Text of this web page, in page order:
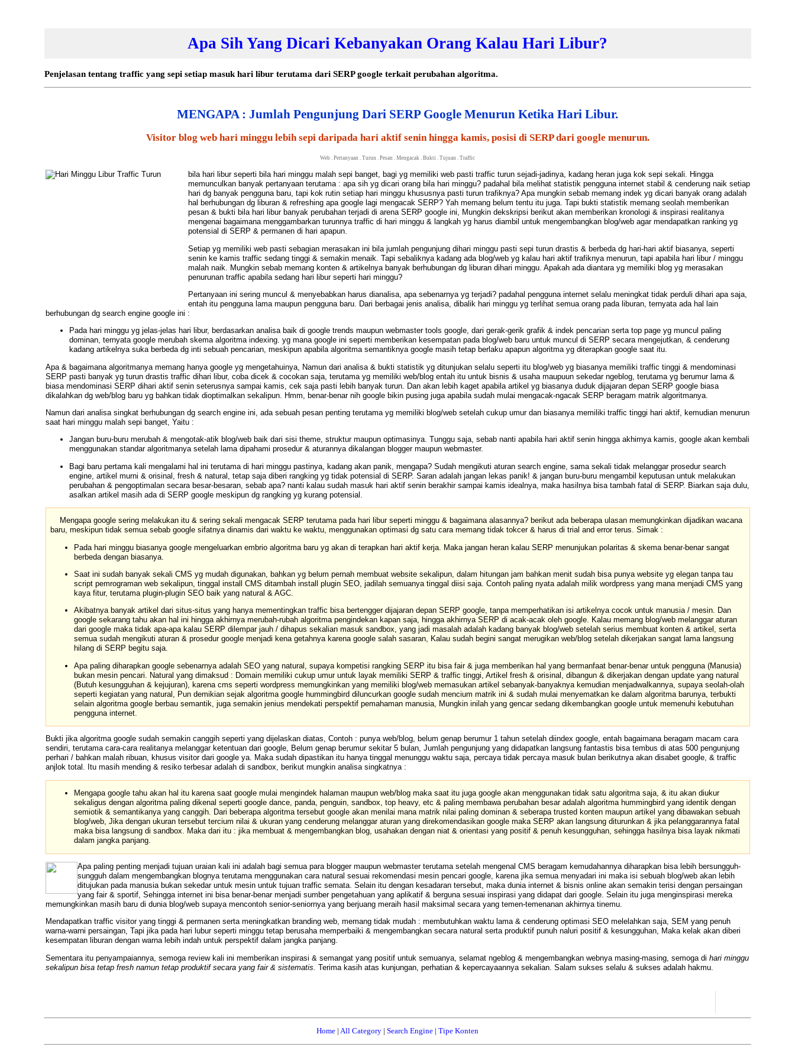
Apa Sih Yang Dicari Kebanyakan Orang Kalau Hari Libur?
Penjelasan tentang traffic yang sepi setiap masuk hari libur terutama dari SERP google terkait perubahan algoritma.
MENGAPA : Jumlah Pengunjung Dari SERP Google Menurun Ketika Hari Libur.
Visitor blog web hari minggu lebih sepi daripada hari aktif senin hingga kamis, posisi di SERP dari google menurun.
Web . Pertanyaan . Turun . Pesan . Mengacak . Bukti . Tujuan . Traffic
bila hari libur seperti bila hari minggu malah sepi banget, bagi yg memiliki web pasti traffic turun sejadi-jadinya, kadang heran juga kok sepi sekali. Hingga
memunculkan banyak pertanyaan terutama : apa sih yg dicari orang bila hari minggu? padahal bila melihat statistik pengguna internet stabil & cenderung naik setiap
hari dg banyak pengguna baru, tapi kok rutin setiap hari minggu khususnya pasti turun trafiknya? Apa mungkin sebab memang indek yg dicari banyak orang adalah
hal berhubungan dg liburan & refreshing apa google lagi mengacak SERP? Yah memang belum tentu itu juga. Tapi bukti statistik memang seolah memberikan
pesan & bukti bila hari libur banyak perubahan terjadi di arena SERP google ini, Mungkin dekskripsi berikut akan memberikan kronologi & inspirasi realitanya
mengenai bagaimana menggambarkan turunnya traffic di hari minggu & langkah yg harus diambil untuk mengembangkan blog/web agar mendapatkan ranking yg
potensial di SERP & permanen di hari apapun.
Setiap yg memiliki web pasti sebagian merasakan ini bila jumlah pengunjung dihari minggu pasti sepi turun drastis & berbeda dg hari-hari aktif biasanya, seperti
senin ke kamis traffic sedang tinggi & semakin menaik. Tapi sebaliknya kadang ada blog/web yg kalau hari aktif trafiknya menurun, tapi apabila hari libur / minggu
malah naik. Mungkin sebab memang konten & artikelnya banyak berhubungan dg liburan dihari minggu. Apakah ada diantara yg memiliki blog yg merasakan
penurunan traffic apabila sedang hari libur seperti hari minggu?
Pertanyaan ini sering muncul & menyebabkan harus dianalisa, apa sebenarnya yg terjadi? padahal pengguna internet selalu meningkat tidak perduli dihari apa saja,
entah itu pengguna lama maupun pengguna baru. Dari berbagai jenis analisa, dibalik hari minggu yg terlihat semua orang pada liburan, ternyata ada hal lain
berhubungan dg search engine google ini :
Pada hari minggu yg jelas-jelas hari libur, berdasarkan analisa baik di google trends maupun webmaster tools google, dari gerak-gerik grafik & indek pencarian serta top page yg muncul paling
dominan, ternyata google merubah skema algoritma indexing. yg mana google ini seperti memberikan kesempatan pada blog/web baru untuk muncul di SERP secara mengejutkan, & cenderung
kadang artikelnya suka berbeda dg inti sebuah pencarian, meskipun apabila algoritma semantiknya google masih tetap berlaku apapun algoritma yg diterapkan google saat itu.
Apa & bagaimana algoritmanya memang hanya google yg mengetahuinya,
Namun dari analisa & bukti statistik yg ditunjukan selalu seperti itu blog/web yg biasanya memiliki traffic tinggi & mendominasi
SERP pasti banyak yg turun drastis traffic dihari libur, coba dicek & cocokan saja, terutama yg memiliki web/blog entah itu untuk bisnis & usaha maupuun sekedar ngeblog, terutama yg berumur lama &
biasa mendominasi SERP dihari aktif senin seterusnya sampai kamis, cek saja pasti lebih banyak turun. Dan akan lebih kaget apabila artikel yg biasanya duduk dijajaran depan SERP google biasa
dikalahkan dg web/blog baru yg bahkan tidak dioptimalkan sekalipun. Hmm, benar-benar nih google bikin pusing juga apabila sudah mulai mengacak-ngacak SERP beragam matrik algoritmanya.
Namun dari analisa singkat berhubungan dg search engine ini, ada sebuah pesan penting terutama yg memiliki blog/web setelah cukup umur dan biasanya memiliki traffic tinggi hari aktif, kemudian menurun
saat hari minggu malah sepi banget, Yaitu :
Jangan buru-buru merubah & mengotak-atik blog/web baik dari sisi theme, struktur maupun optimasinya. Tunggu saja, sebab nanti apabila hari aktif senin hingga akhirnya kamis, google akan kembali
menggunakan standar algoritmanya setelah lama dipahami prosedur & aturannya dikalangan blogger maupun webmaster.
Bagi baru pertama kali mengalami hal ini terutama di hari minggu pastinya, kadang akan panik, mengapa? Sudah mengikuti aturan search engine, sama sekali tidak melanggar prosedur search
engine, artikel murni & orisinal, fresh & natural, tetap saja diberi rangking yg tidak potensial di SERP. Saran adalah jangan lekas panik! & jangan buru-buru mengambil keputusan untuk melakukan
perubahan & pengoptimalan secara besar-besaran, sebab apa? nanti kalau sudah masuk hari aktif senin berakhir sampai kamis idealnya, maka hasilnya bisa tambah fatal di SERP. Biarkan saja dulu,
asalkan artikel masih ada di SERP google meskipun dg rangking yg kurang potensial.
Mengapa google sering melakukan itu & sering sekali mengacak SERP terutama pada hari libur seperti minggu & bagaimana alasannya? berikut ada beberapa ulasan memungkinkan dijadikan wacana
baru, meskipun tidak semua sebab google sifatnya dinamis dari waktu ke waktu, menggunakan optimasi dg satu cara memang tidak tokcer & harus di trial and error terus. Simak :
Pada hari minggu biasanya google mengeluarkan embrio algoritma baru yg akan di terapkan hari aktif kerja. Maka jangan heran kalau SERP menunjukan polaritas & skema benar-benar sangat
berbeda dengan biasanya.
Saat ini sudah banyak sekali CMS yg mudah digunakan, bahkan yg belum pernah membuat website sekalipun, dalam hitungan jam bahkan menit sudah bisa punya website yg elegan tanpa tau
script pemrograman web sekalipun, tinggal install CMS ditambah install plugin SEO, jadilah semuanya tinggal diisi saja. Contoh paling nyata adalah milik wordpress yang mana menjadi CMS yang
kaya fitur, terutama plugin-plugin SEO baik yang natural & AGC.
Akibatnya banyak artikel dari situs-situs yang hanya mementingkan traffic bisa bertengger dijajaran depan SERP google, tanpa memperhatikan isi artikelnya cocok untuk manusia / mesin. Dan
google sekarang tahu akan hal ini hingga akhirnya merubah-rubah algoritma pengindekan kapan saja, hingga akhirnya SERP di acak-acak oleh google. Kalau memang blog/web melanggar aturan
dari google maka tidak apa-apa kalau SERP dilempar jauh / dihapus sekalian masuk sandbox, yang jadi masalah adalah kadang banyak blog/web setelah serius membuat konten & artikel, serta
semua sudah mengikuti aturan & prosedur google menjadi kena getahnya karena google salah sasaran, Kalau sudah begini sangat merugikan web/blog setelah dikerjakan sangat lama langsung
hilang di SERP begitu saja.
Apa paling diharapkan google sebenarnya adalah SEO yang natural, supaya kompetisi rangking SERP itu bisa fair & juga memberikan hal yang bermanfaat benar-benar untuk pengguna (Manusia)
bukan mesin pencari. Natural yang dimaksud : Domain memiliki cukup umur untuk layak memiliki SERP & traffic tinggi, Artikel fresh & orisinal, dibangun & dikerjakan dengan update yang natural
(Butuh kesungguhan & kejujuran), karena cms seperti wordpress memungkinkan yang memiliki blog/web memasukan artikel sebanyak-banyaknya kemudian menjadwalkannya, supaya seolah-olah
seperti kegiatan yang natural, Pun demikian sejak algoritma google hummingbird diluncurkan google sudah mencium matrik ini & sudah mulai menyematkan ke dalam algoritma barunya, terbukti
selain algoritma google berbau semantik, juga semakin jenius mendekati perspektif pemahaman manusia, Mungkin inilah yang gencar sedang dikembangkan google untuk memenuhi kebutuhan
pengguna internet.
Bukti jika algoritma google sudah semakin canggih seperti yang dijelaskan diatas, Contoh : punya web/blog, belum genap berumur 1 tahun setelah diindex google, entah bagaimana beragam macam cara
sendiri, terutama cara-cara realitanya melanggar ketentuan dari google, Belum genap berumur sekitar 5 bulan, Jumlah pengunjung yang didapatkan langsung fantastis bisa tembus di atas 500 pengunjung
perhari / bahkan malah ribuan, khusus visitor dari google ya. Maka sudah dipastikan itu hanya tinggal menunggu waktu saja, percaya tidak percaya masuk bulan berikutnya akan disabet google, & traffic
anjlok total. Itu masih mending & resiko terbesar adalah di sandbox, berikut mungkin analisa singkatnya :
Mengapa google tahu akan hal itu karena saat google mulai mengindek halaman maupun web/blog maka saat itu juga google akan menggunakan tidak satu algoritma saja, & itu akan diukur
sekaligus dengan algoritma paling dikenal seperti google dance, panda, penguin, sandbox, top heavy, etc & paling membawa perubahan besar adalah algoritma hummingbird yang identik dengan
semiotik & semantikanya yang canggih. Dari beberapa algoritma tersebut google akan menilai mana matrik nilai paling dominan & seberapa trusted konten maupun artikel yang dibawakan sebuah
blog/web, Jika dengan ukuran tersebut tercium nilai & ukuran yang cenderung melanggar aturan yang direkomendasikan google maka SERP akan langsung diturunkan & jika pelanggarannya fatal
maka bisa langsung di sandbox. Maka dari itu : jika membuat & mengembangkan blog, usahakan dengan niat & orientasi yang positif & penuh kesungguhan, sehingga hasilnya bisa layak nikmati
dalam jangka panjang.
Apa paling penting menjadi tujuan uraian kali ini adalah bagi semua para blogger maupun webmaster terutama setelah mengenal CMS beragam kemudahannya diharapkan bisa lebih bersungguh-
sungguh dalam mengembangkan blognya terutama menggunakan cara natural sesuai rekomendasi mesin pencari google, karena jika semua menyadari ini maka isi sebuah blog/web akan lebih
ditujukan pada manusia bukan sekedar untuk mesin untuk tujuan traffic semata. Selain itu dengan kesadaran tersebut, maka dunia internet & bisnis online akan semakin terisi dengan persaingan
yang fair & sportif, Sehingga internet ini bisa benar-benar menjadi sumber pengetahuan yang aplikatif & berguna sesuai inspirasi yang didapat dari google. Selain itu juga menginspirasi mereka
memungkinkan masih baru di dunia blog/web supaya mencontoh senior-seniornya yang berjuang meraih hasil maksimal secara yang temen-temenanan akhirnya tinemu.
Mendapatkan traffic visitor yang tinggi & permanen serta meningkatkan branding web, memang tidak mudah : membutuhkan waktu lama & cenderung optimasi SEO melelahkan saja, SEM yang penuh
warna-warni persaingan, Tapi jika pada hari lubur seperti minggu tetap berusaha memperbaiki & mengembangkan secara natural serta produktif punuh naluri positif & kesungguhan, Maka kelak akan diberi
kesempatan liburan dengan warna lebih indah untuk perspektif dalam jangka panjang.
Sementara itu penyampaiannya, semoga review kali ini memberikan inspirasi & semangat yang positif untuk semuanya, selamat ngeblog & mengembangkan webnya masing-masing, semoga di hari minggu
sekalipun bisa tetap fresh namun tetap produktif secara yang fair & sistematis. Terima kasih atas kunjungan, perhatian & kepercayaannya sekalian. Salam sukses selalu & sukses adalah hakmu.
Home | All Category | Search Engine | Tipe Konten